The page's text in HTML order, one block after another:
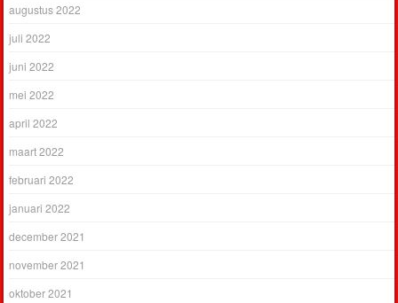
augustus 2022
juli 2022
juni 2022
mei 2022
april 2022
maart 2022
februari 2022
januari 2022
december 2021
november 2021
oktober 2021